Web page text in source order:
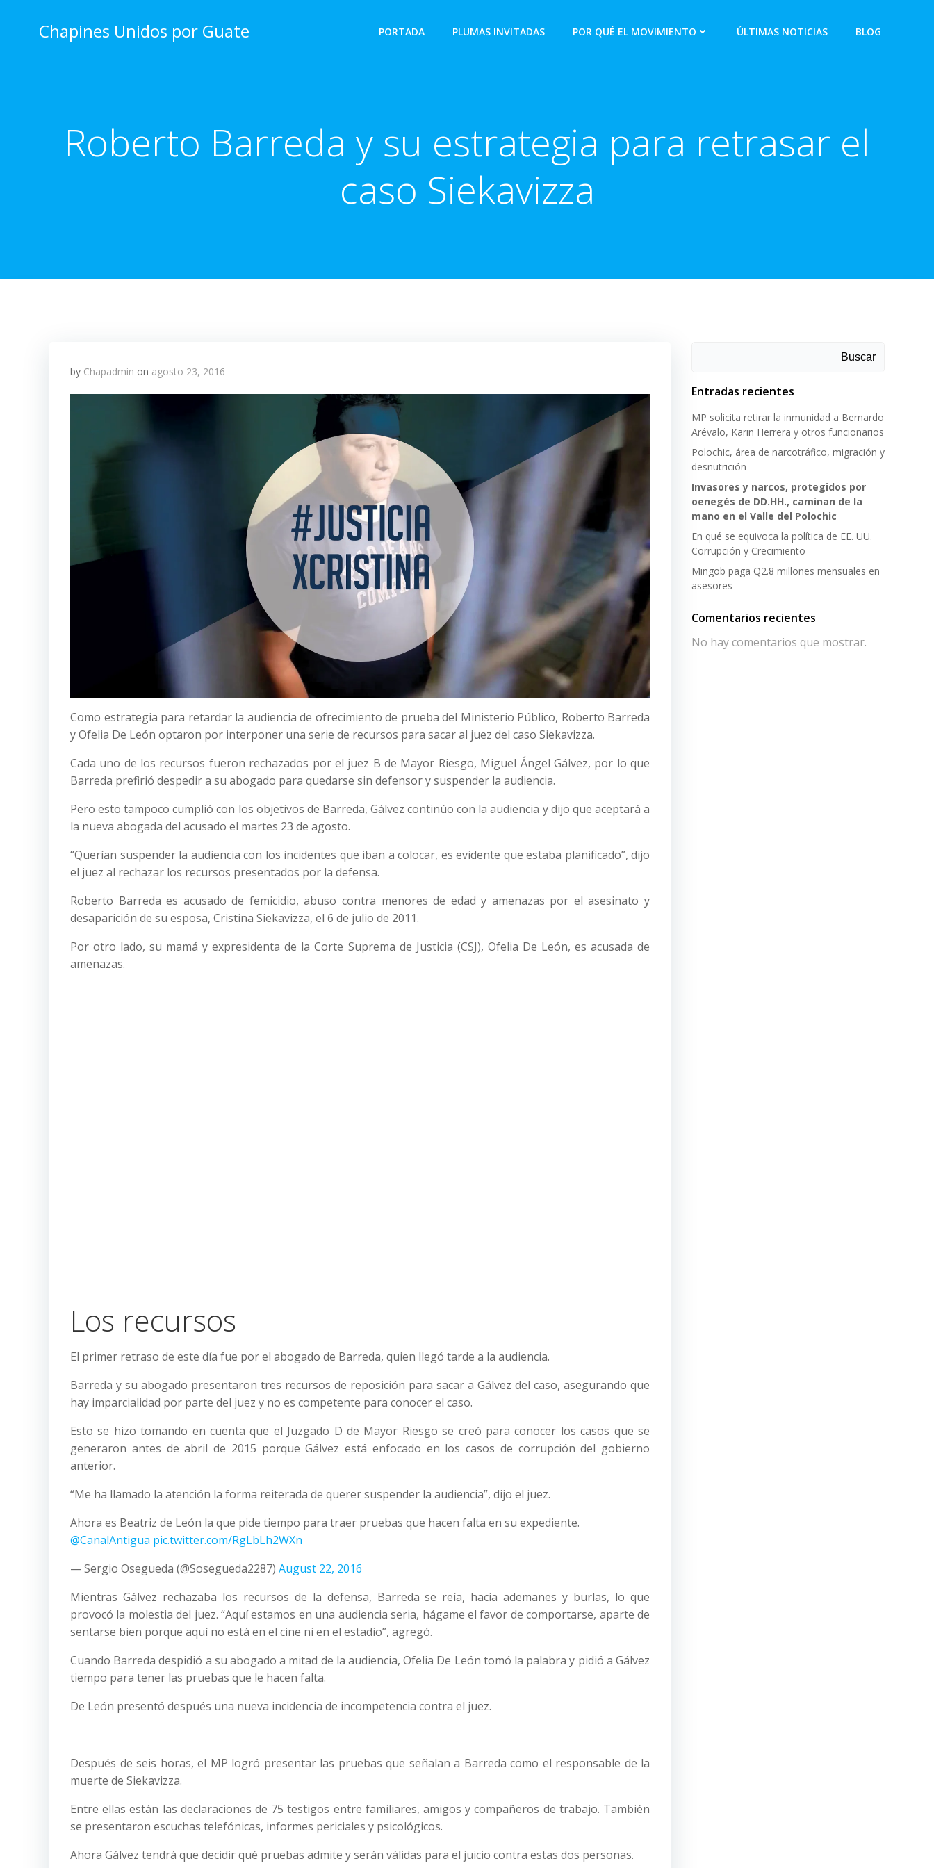
Chapines Unidos por Guate PORTADA PLUMAS INVITADAS POR QUÉ EL MOVIMIENTO ÚLTIMAS NOTICIAS BLOG
Roberto Barreda y su estrategia para retrasar el
caso Siekavizza
by Chapadmin on agosto 23, 2016
Como estrategia para retardar la audiencia de ofrecimiento de prueba del Ministerio Público, Roberto Barreda
y Ofelia De León optaron por interponer una serie de recursos para sacar al juez del caso Siekavizza.
Cada uno de los recursos fueron rechazados por el juez B de Mayor Riesgo, Miguel Ángel Gálvez, por lo que
Barreda prefirió despedir a su abogado para quedarse sin defensor y suspender la audiencia.
Pero esto tampoco cumplió con los objetivos de Barreda, Gálvez continúo con la audiencia y dijo que aceptará a
la nueva abogada del acusado el martes 23 de agosto.
“Querían suspender la audiencia con los incidentes que iban a colocar, es evidente que estaba planificado”, dijo
el juez al rechazar los recursos presentados por la defensa.
Roberto Barreda es acusado de femicidio, abuso contra menores de edad y amenazas por el asesinato y
desaparición de su esposa, Cristina Siekavizza, el 6 de julio de 2011.
Por otro lado, su mamá y expresidenta de la Corte Suprema de Justicia (CSJ), Ofelia De León, es acusada de
amenazas.
Los recursos
El primer retraso de este día fue por el abogado de Barreda, quien llegó tarde a la audiencia.
Barreda y su abogado presentaron tres recursos de reposición para sacar a Gálvez del caso, asegurando que
hay imparcialidad por parte del juez y no es competente para conocer el caso.
Esto se hizo tomando en cuenta que el Juzgado D de Mayor Riesgo se creó para conocer los casos que se
generaron antes de abril de 2015 porque Gálvez está enfocado en los casos de corrupción del gobierno
anterior.
“Me ha llamado la atención la forma reiterada de querer suspender la audiencia”, dijo el juez.
Ahora es Beatriz de León la que pide tiempo para traer pruebas que hacen falta en su expediente.
@CanalAntigua pic.twitter.com/RgLbLh2WXn
— Sergio Osegueda (@Sosegueda2287) August 22, 2016
Mientras Gálvez rechazaba los recursos de la defensa, Barreda se reía, hacía ademanes y burlas, lo que
provocó la molestia del juez. “Aquí estamos en una audiencia seria, hágame el favor de comportarse, aparte de
sentarse bien porque aquí no está en el cine ni en el estadio”, agregó.
Cuando Barreda despidió a su abogado a mitad de la audiencia, Ofelia De León tomó la palabra y pidió a Gálvez
tiempo para tener las pruebas que le hacen falta.
De León presentó después una nueva incidencia de incompetencia contra el juez.
Después de seis horas, el MP logró presentar las pruebas que señalan a Barreda como el responsable de la
muerte de Siekavizza.
Entre ellas están las declaraciones de 75 testigos entre familiares, amigos y compañeros de trabajo. También
se presentaron escuchas telefónicas, informes periciales y psicológicos.
Ahora Gálvez tendrá que decidir qué pruebas admite y serán válidas para el juicio contra estas dos personas.
Buscar
Entradas recientes
MP solicita retirar la inmunidad a Bernardo
Arévalo, Karin Herrera y otros funcionarios
Polochic, área de narcotráfico, migración y
desnutrición
Invasores y narcos, protegidos por
oenegés de DD.HH., caminan de la
mano en el Valle del Polochic
En qué se equivoca la política de EE. UU.
Corrupción y Crecimiento
Mingob paga Q2.8 millones mensuales en
asesores
Comentarios recientes
No hay comentarios que mostrar.